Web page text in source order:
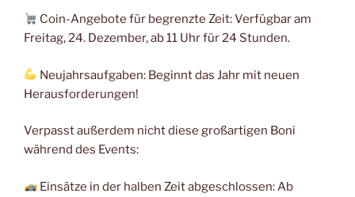
Coin-Angebote für begrenzte Zeit: Verfügbar am
Freitag, 24. Dezember, ab 11 Uhr für 24 Stunden.
Neujahrsaufgaben: Beginnt das Jahr mit neuen
Herausforderungen!
Verpasst außerdem nicht diese großartigen Boni
während des Events:
Einsätze in der halben Zeit abgeschlossen: Ab